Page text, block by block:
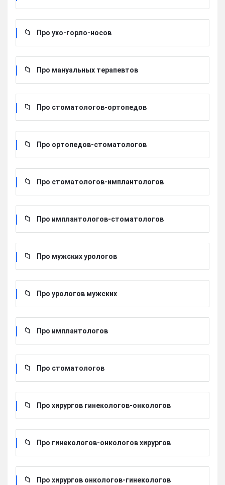
Про ухо-горло-носов
Про мануальных терапевтов
Про стоматологов-ортопедов
Про ортопедов-стоматологов
Про стоматологов-имплантологов
Про имплантологов-стоматологов
Про мужских урологов
Про урологов мужских
Про имплантологов
Про стоматологов
Про хирургов гинекологов-онкологов
Про гинекологов-онкологов хирургов
Про хирургов онкологов-гинекологов